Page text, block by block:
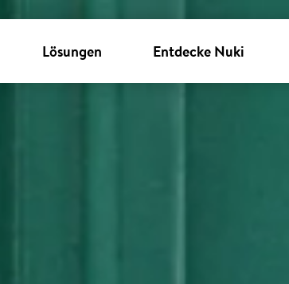
Lösungen Entdecke Nuki